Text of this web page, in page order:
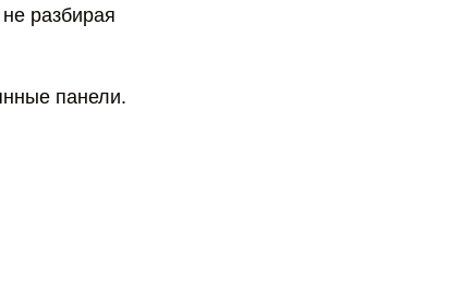
разбирая
панели.